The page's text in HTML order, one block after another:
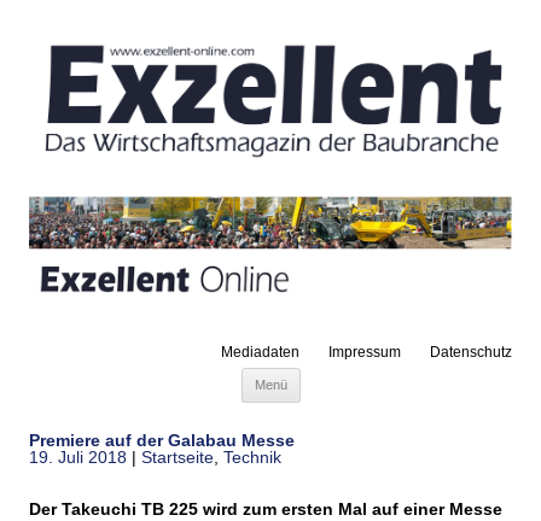
Mediadaten Impressum Datenschutz
Menü
Premiere auf der Galabau Messe
19. Juli 2018 | Startseite Technik
Der Takeuchi TB 225 wird zum ersten Mal auf einer Messe